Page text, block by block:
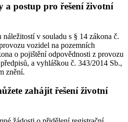
a postup pro řešení životní
v souladu s § 14 zákona č.
vozidel na pozemních
o pojištění odpovědnosti z provozu
a vyhláškou č. 343/2014 Sb.,
znění.
zahájit řešení životní